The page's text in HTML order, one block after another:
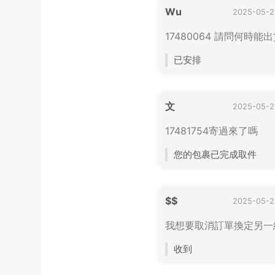
Wu 2025-05-
17480064 請問何時能出
已安排
文 2025-05-
17481754寄過來了嗎
您的包裹已完成取件
$$ 2025-05-
我想要取消訂單換定另一
收到